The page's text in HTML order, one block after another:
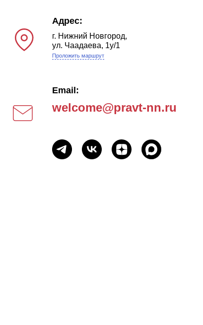
Адрес:
г. Нижний Новгород,
ул. Чаадаева, 1у/1
Проложить маршрут
Email:
welcome@pravt-nn.ru